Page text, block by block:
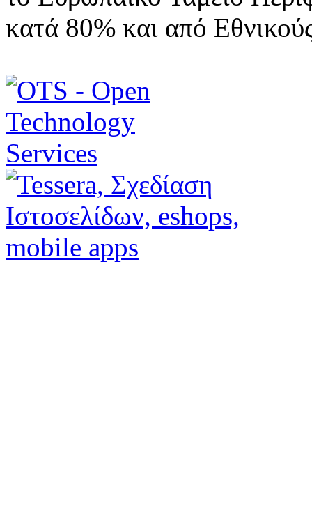
κατά 80% και από